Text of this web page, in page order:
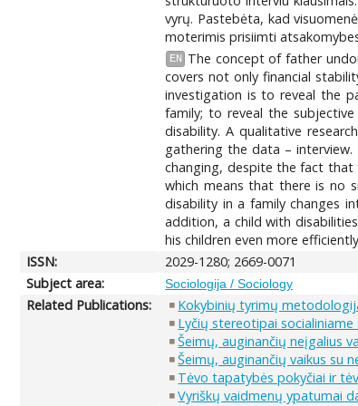
vyrų. Pastebėta, kad
moterimis prisiimti
EN
The concept of father
covers not only financial
investigation is to reveal the
family; to reveal the
disability. A qualitative
gathering the data –
changing, despite the fact that
which means that there is no
disability in a family changes
addition, a child with
his children even more
ISSN:
2029-1280; 2669-0071
Subject area:
Sociologija / Sociology
Related Publications: Kokybinių tyrimų
Lyčių stereotipai
Šeimų, auginančių neįgalius
Šeimų, auginančių vaikus su
Tėvo tapatybės pokyčiai ir
Vyriškų vaidmenų ypatumai